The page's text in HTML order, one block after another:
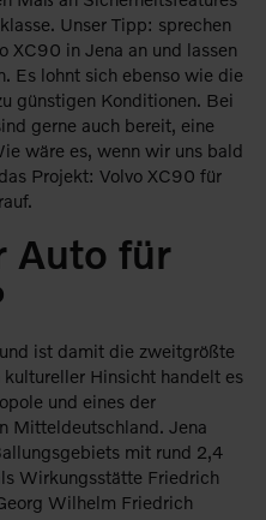
Unser Tipp: sprechen
XC90 in Jena an und lassen
Es lohnt sich ebenso wie die
günstigen Konditionen. Bei
gerne auch bereit, eine
wäre es, wenn wir uns bald
Projekt: Volvo XC90 für
Auto für
ist damit die zweitgrößte
Hinsicht handelt es
und eines der
Mitteldeutschland. Jena
mit rund 2,4
Wirkungsstätte Friedrich
Wilhelm Friedrich